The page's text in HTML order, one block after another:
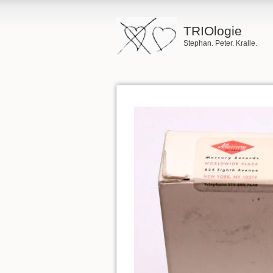
TRIOlogie
Stephan. Peter. Kralle.